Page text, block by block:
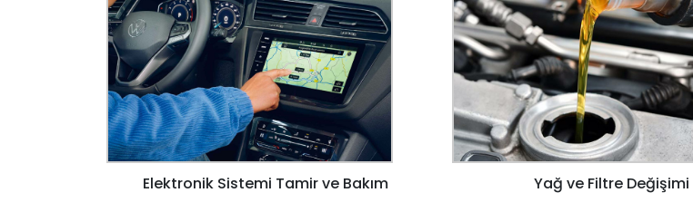
Elektronik Sistemi Tamir ve Bakım Yağ ve Filtre Değişimi